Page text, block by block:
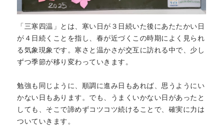
「三寒四温」とは、寒い日が３日続いた後にあたたかい日
が４日続くことを指し、春が近づくこの時期によく見られ
る気象現象です。寒さと温かさが交互に訪れる中で、少し
ずつ季節が移り変わっていきます。
勉強も同じように、順調に進み日もあれば、思うようにい
かない日もあります。でも、うまくいかない日があったと
しても、そこで諦めずコツコツ続けることで、確実に力は
ついていきます。